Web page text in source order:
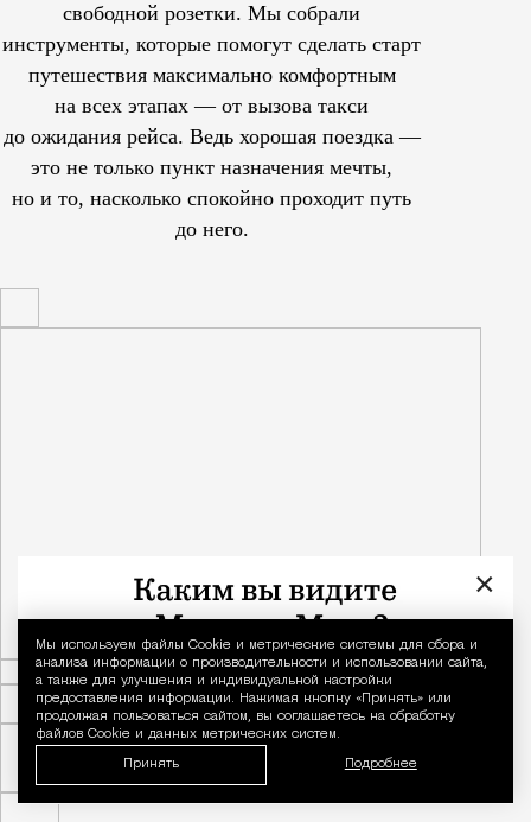
Уведомление
Мы используем файлы Сookie и метрические системы для сбора и
анализа информации о производительности и использовании сайта,
а также для улучшения и индивидуальной настройки
предоставления информации. Нажимая кнопку «Принять» или
продолжая пользоваться сайтом, вы соглашаетесь на обработку
файлов Cookie и данных метрических систем.
Принять Подробнее
свободной розетки. Мы собрали
инструменты, которые помогут сделать старт
путешествия максимально комфортным
на всех этапах — от вызова такси
до ожидания рейса. Ведь хорошая поездка —
это не только пункт назначения мечты,
но и то, насколько спокойно проходит путь
до него.
×